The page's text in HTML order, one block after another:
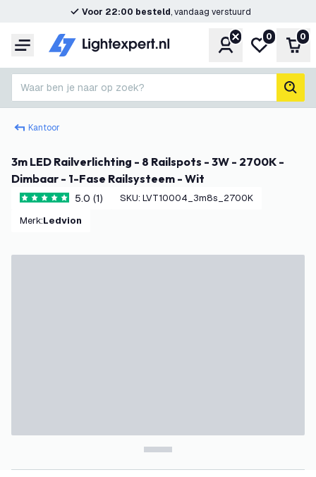
Voor 22:00 besteld, vandaag verstuurd
Menu Account
Mijn
0 0
Waar ben je naar op zoek?
Kantoor
3m LED Railverlichting - 8 Railspots - 3W - 2700K -
Dimbaar - 1-Fase Railsysteem - Wit
5 score sterren5.0 (1) SKU: LVT10004_3m8s_2700K
Merk: Ledvion